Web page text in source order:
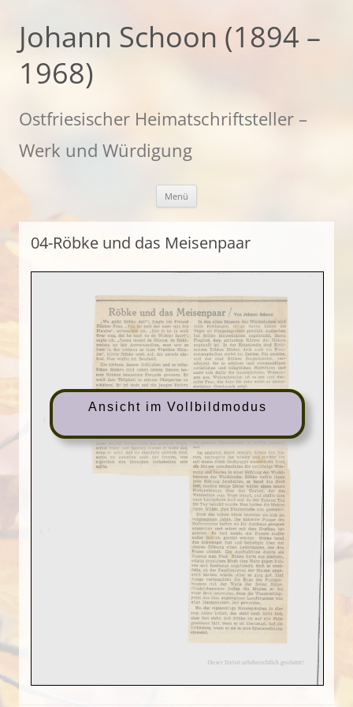
springen
Johann Schoon (1894 –
1968)
Ostfriesischer Heimatschriftsteller –
Werk und Würdigung
Menü
04-Röbke und das Meisenpaar
Ansicht im Vollbildmodus